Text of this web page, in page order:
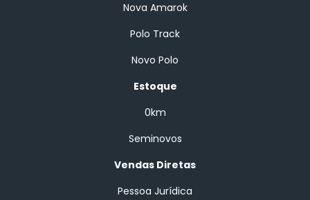
Nova Amarok
Polo Track
Novo Polo
Estoque
0km
Seminovos
Vendas Diretas
Pessoa Jurídica